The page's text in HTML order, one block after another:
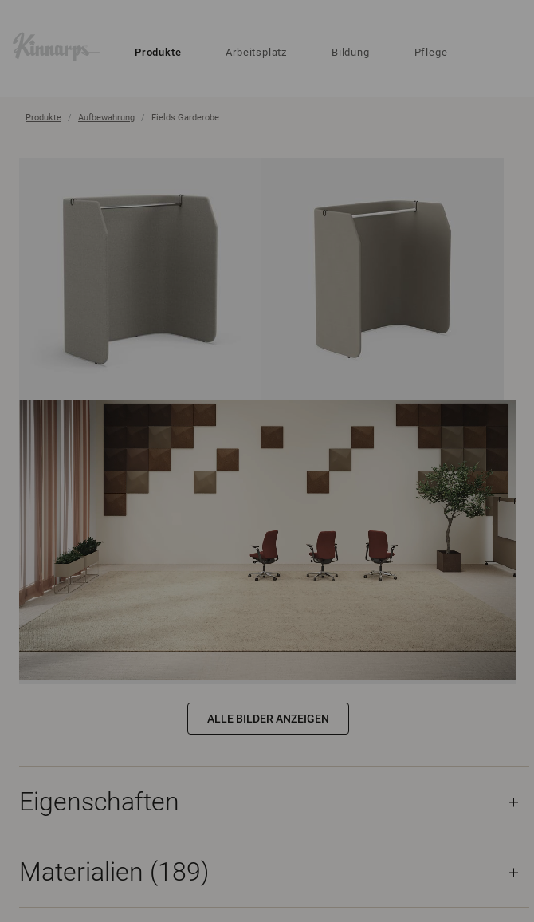
Produkte Arbeitsplatz Bildung Pflege
Produkte Aufbewahrung Fields Garderobe
ALLE BILDER ANZEIGEN
Eigenschaften
Materialien (189)